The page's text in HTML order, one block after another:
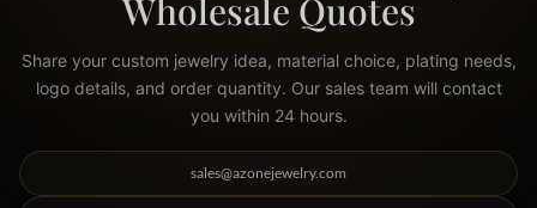
Wholesale Quotes
Share your custom jewelry idea, material choice, plating needs,
logo details, and order quantity. Our sales team will contact
you within 24 hours.
sales@azonejewelry.com